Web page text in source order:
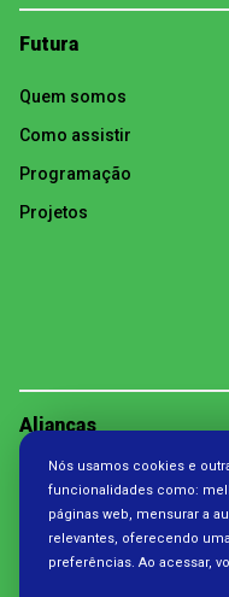
Futura
Quem somos
Como assistir
Programação
Projetos
Alianças
Nós usamos cookies e
funcionalidades como:
páginas web, mensurar a
relevantes, oferecendo
preferências. Ao acessar,